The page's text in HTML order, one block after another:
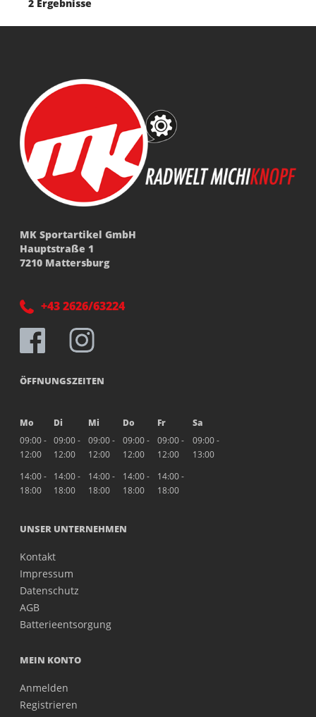
2 Ergebnisse
MK Sportartikel GmbH
Hauptstraße 1
7210 Mattersburg
+43 2626/63224
ÖFFNUNGSZEITEN
Mo Di Mi Do Fr
Sa
09:00 -
12:00
09:00 -
12:00
09:00 -
12:00
09:00 -
12:00
09:00 -
12:00
09:00 -
13:00
14:00 -
18:00
14:00 -
18:00
14:00 -
18:00
14:00 -
18:00
14:00 -
18:00
UNSER UNTERNEHMEN
Kontakt
Impressum
Datenschutz
AGB
Batterieentsorgung
MEIN KONTO
Anmelden
Registrieren